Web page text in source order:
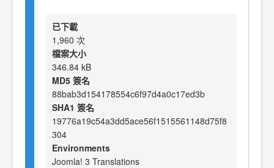
已下載
1,960 次
檔案大小
346.84 kB
MD5 簽名
88bab3d154178554c6f97d4a0c17ed3b
SHA1 簽名
19776a19c54a3dd5ace56f1515561148d75f8
304
Environments
Joomla! 3 Translations